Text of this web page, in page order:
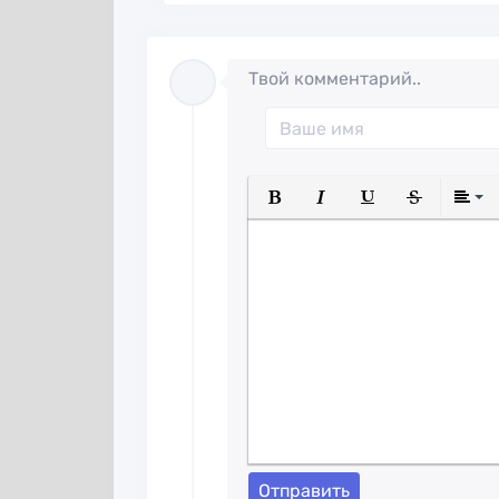
Твой комментарий..
Полужирный
Курсив
Отправить